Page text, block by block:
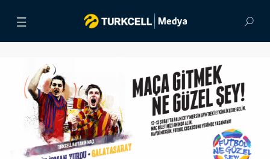
VİDEOLAR
GÖRSEL ARŞİV
İLETİŞİM